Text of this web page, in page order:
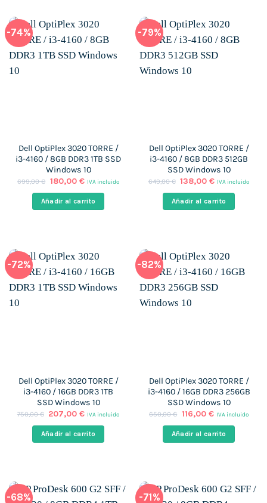
-74%
Dell OptiPlex 3020 TORRE /
i3-4160 / 8GB DDR3 1TB SSD
Windows 10
699,00€ El
original
era:
180,00 €El
actual
es:
IVA incluido
Añadir al carrito
-79%
Dell OptiPlex 3020 TORRE /
i3-4160 / 8GB DDR3 512GB
SSD Windows 10
649,00€ El
original
era:
138,00€El
actual
es:
IVA incluido
Añadir al carrito
-72%
Dell OptiPlex 3020 TORRE /
i3-4160 / 16GB DDR3 1TB
SSD Windows 10
750,00€ El
original
era:
207,00€El
actual
es:
IVA incluido
Añadir al carrito
-82%
Dell OptiPlex 3020 TORRE /
i3-4160 / 16GB DDR3 256GB
SSD Windows 10
650,00€ El
original
era:
116,00 €El
actual
es:
IVA incluido
Añadir al carrito
-68% -71%